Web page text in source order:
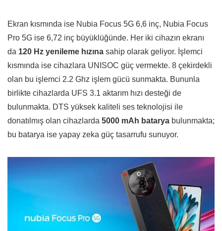
Ekran kısmında ise Nubia Focus 5G 6,6 inç, Nubia Focus
Pro 5G ise 6,72 inç büyüklüğünde. Her iki cihazın ekranı
da 120 Hz yenileme hızına sahip olarak geliyor. İşlemci
kısmında ise cihazlara UNISOC güç vermekte. 8 çekirdekli
olan bu işlemci 2.2 Ghz işlem gücü sunmakta. Bununla
birlikte cihazlarda UFS 3.1 aktarım hızı desteği de
bulunmakta. DTS yüksek kaliteli ses teknolojisi ile
donatılmış olan cihazlarda 5000 mAh batarya bulunmakta;
bu batarya ise yapay zeka güç tasarrufu sunuyor.